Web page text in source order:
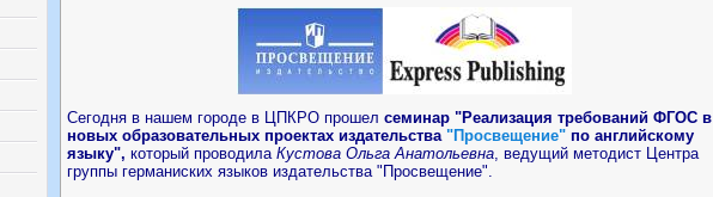
Сегодня в нашем городе в ЦПКРО прошел семинар "Реализация требований ФГОС в
новых образовательных проектах издательства "Просвещение" по английскому
языку", который проводила Кустова Ольга Анатольевна, ведущий методист Центра
группы германиских языков издательства "Просвещение".